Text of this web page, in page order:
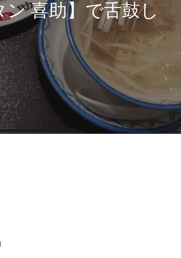
喜助】で舌鼓し